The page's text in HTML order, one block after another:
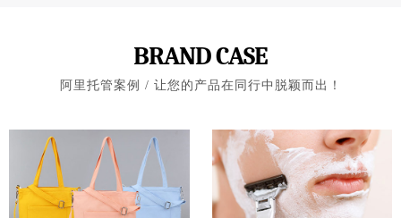
BRAND CASE
阿里托管案例 / 让您的产品在同行中脱颖而出！